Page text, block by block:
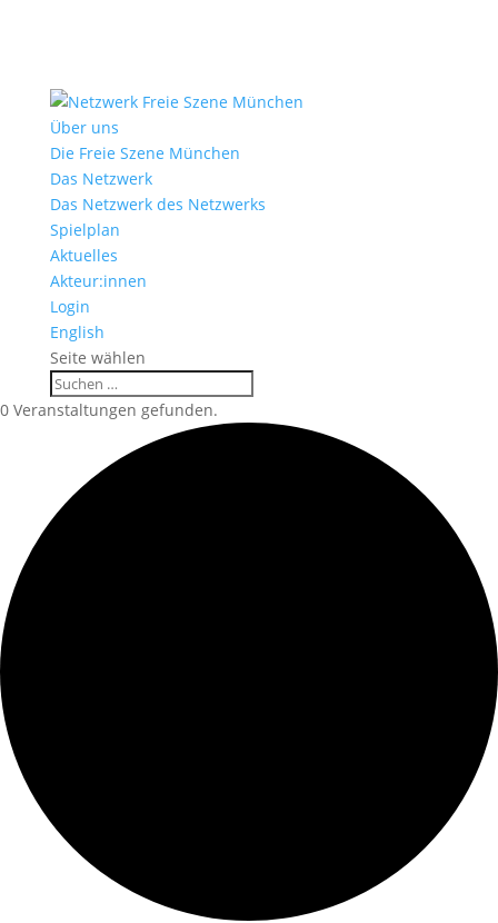
Über uns
Die Freie Szene München
Das Netzwerk
Das Netzwerk des Netzwerks
Spielplan
Aktuelles
Akteur:innen
Login
English
Seite wählen
0 Veranstaltungen gefunden.